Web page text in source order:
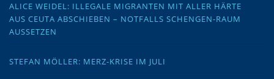
ALICE WEIDEL: ILLEGALE MIGRANTEN MIT ALLER HÄRTE
AUS CEUTA ABSCHIEBEN – NOTFALLS SCHENGEN-RAUM
AUSSETZEN
STEFAN MÖLLER: MERZ-KRISE IM JULI